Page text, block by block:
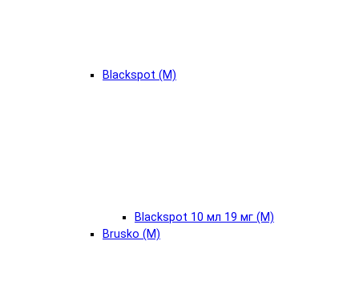
Blackspot (М)
Blackspot 10 мл 19 мг (М)
Brusko (М)